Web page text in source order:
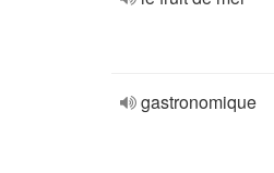
gastronomique